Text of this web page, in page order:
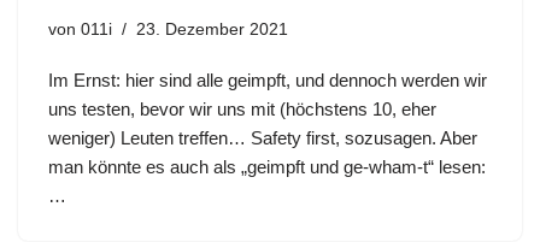
von 011i 23. Dezember 2021
Im Ernst: hier sind alle geimpft, und dennoch werden wir
uns testen, bevor wir uns mit (höchstens 10, eher
weniger) Leuten treffen… Safety first, sozusagen. Aber
man könnte es auch als „geimpft und ge-wham-t“ lesen:
…